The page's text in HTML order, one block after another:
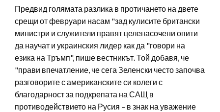
Предвид голямата разлика в протичането на двете
срещи от февруари насам "зад кулисите британски
министри и служители правят целенасочени опити
да научат и украинския лидер как да "говори на
езика на Тръмп", пише вестникът. Той добавя, че
"прави впечатление, че сега Зеленски често започва
разговорите с американските си колеги с
благодарност за подкрепата на САЩ в
противодействието на Русия – в знак на уважение